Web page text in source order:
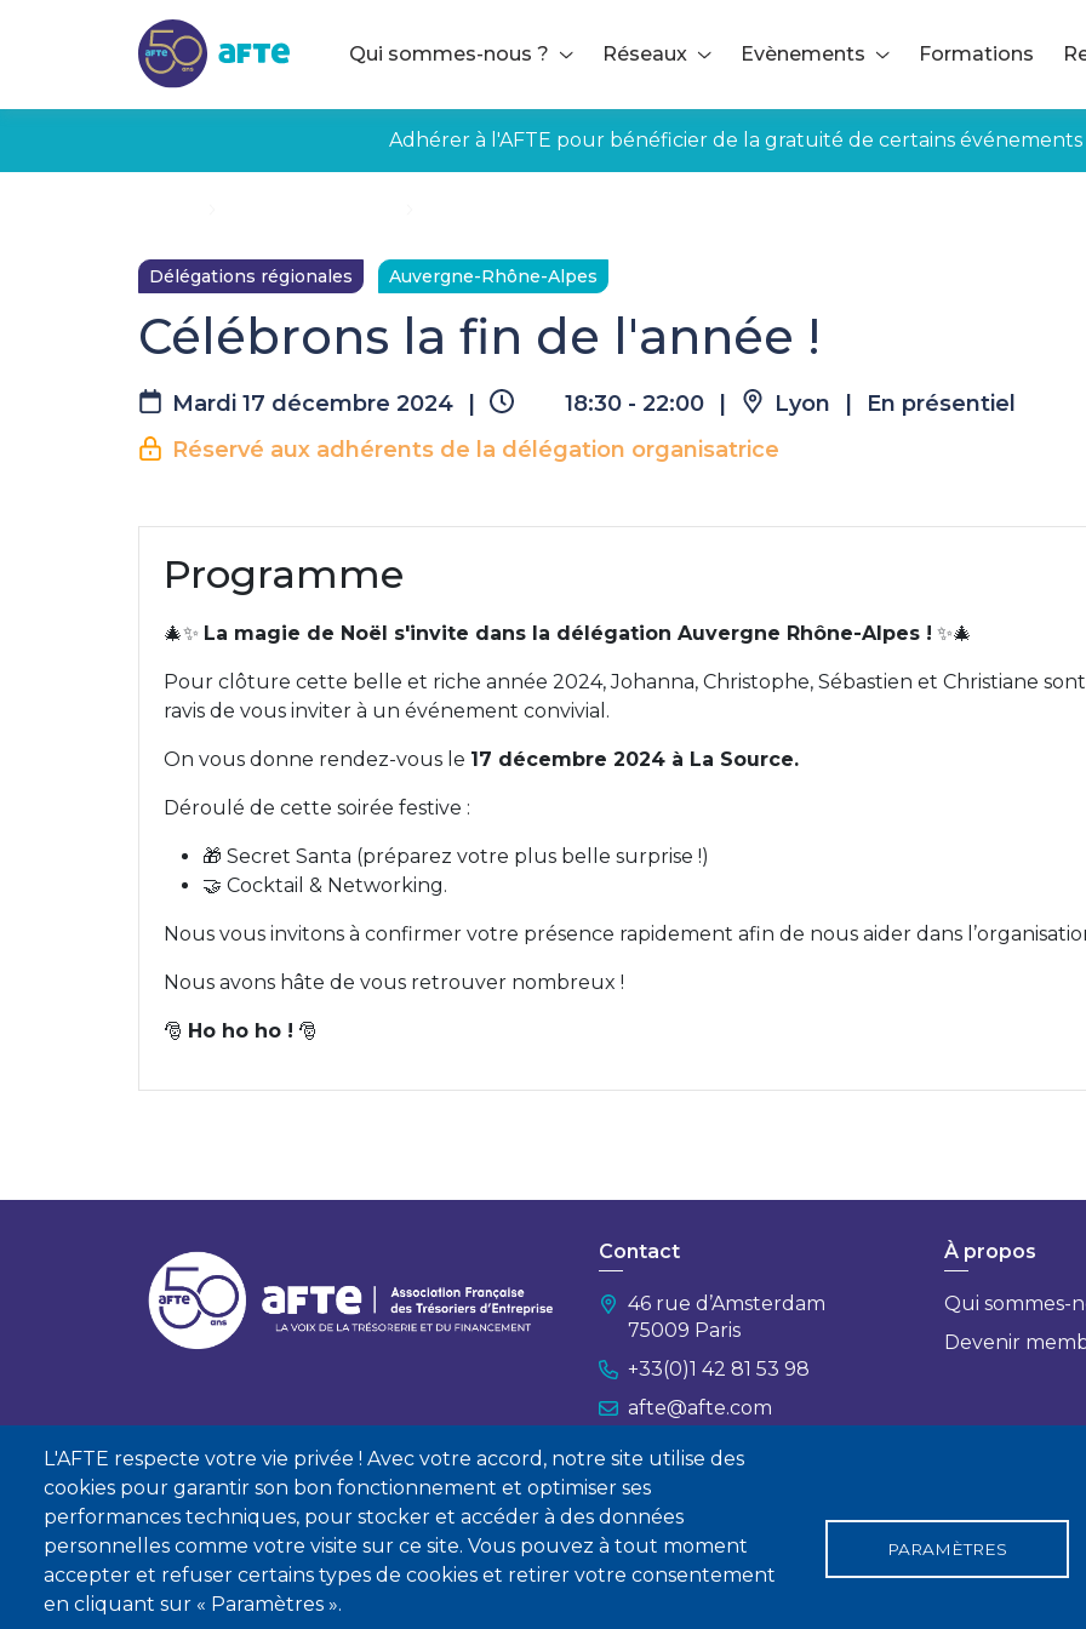
L'AFTE respecte votre vie privée ! Avec votre accord, notre site utilise des
cookies pour garantir son bon fonctionnement et optimiser ses
performances techniques, pour stocker et accéder à des données
personnelles comme votre visite sur ce site. Vous pouvez à tout moment
accepter et refuser certains types de cookies et retirer votre consentement
en cliquant sur « Paramètres ».
PARAMÈTRES
Qui sommes-nous ? Réseaux Evènements Formations
Adhérer à l'AFTE pour bénéficier de la gratuité de certains événements
Délégations régionales Auvergne-Rhône-Alpes
Célébrons la fin de l'année !
Mardi 17 décembre 2024 18:30 - 22:00 Lyon
En présentiel
Réservé aux adhérents de la délégation organisatrice
Programme
🎄✨ La magie de Noël s'invite dans la délégation Auvergne Rhône-Alpes ! ✨🎄
Pour clôture cette belle et riche année 2024, Johanna, Christophe, Sébastien et Christiane sont
ravis de vous inviter à un événement convivial.
On vous donne rendez-vous le 17 décembre 2024 à La Source.
Déroulé de cette soirée festive :
🎁 Secret Santa (préparez votre plus belle surprise !)
🤝 Cocktail & Networking.
Nous vous invitons à confirmer votre présence rapidement afin de nous aider dans
Nous avons hâte de vous retrouver nombreux !
🎅 Ho ho ho ! 🎅
Contact
46 rue d’Amsterdam
75009 Paris
+33(0)1 42 81 53 98
afte@afte.com
Nous contacter
À propos
Qui sommes-
Devenir